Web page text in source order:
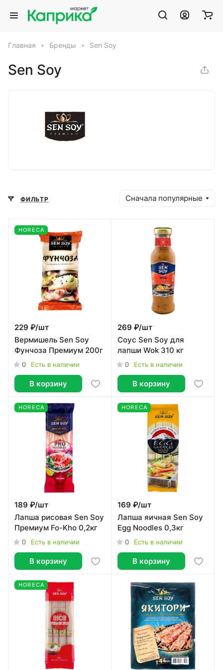
Главная Бренды Sen Soy
Sen Soy
ФИЛЬТР Сначала популярные
HORECA
229 ₽/шт
Вермишель Sen Soy
Фунчоза Премиум 200г
0 Есть в наличии
В корзину
269 ₽/шт
Соус Sen Soy для
лапши Wok 310 кг
0 Есть в наличии
В корзину
HORECA
189 ₽/шт
Лапша рисовая Sen Soy
Премиум Fo-Kho 0,2кг
0 Есть в наличии
В корзину
HORECA
169 ₽/шт
Лапша яичная Sen Soy
Egg Noodles 0,3кг
0 Есть в наличии
В корзину
HORECA